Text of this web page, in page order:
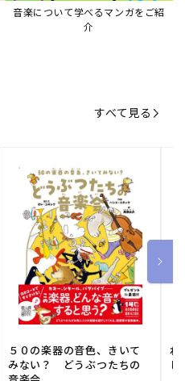
音楽について学べるマンガをご紹
介
すべて見る
５０の楽器の音色、きいて
みない？ どうぶつたちの
ね